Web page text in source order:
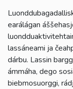
earálágan
lassáneami ja
dárbu. Lassin
ámmáha, dego
biebmosuorggi,